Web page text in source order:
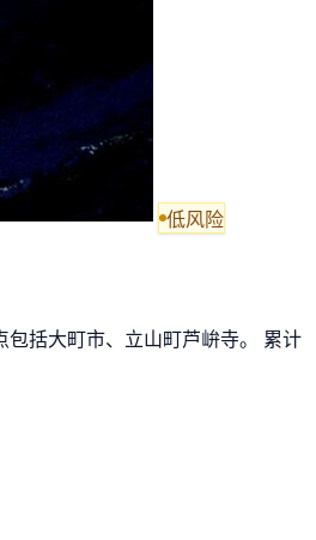
低风险
括大町市、立山町芦峅寺。 累计